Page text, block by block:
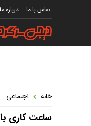
تماس با ما درباره ما
خانه اجتماعی
ساعت کاری